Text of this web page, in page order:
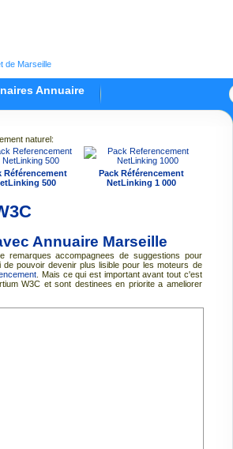
de Marseille
Annuaire
naturel:
Référencement
500
Pack Référencement
NetLinking 1 000
Annuaire Marseille
accompagnees de suggestions pour
pouvoir devenir plus lisible pour les moteurs de
. Mais ce qui est important avant tout c'est
W3C et sont destinees en priorite a ameliorer